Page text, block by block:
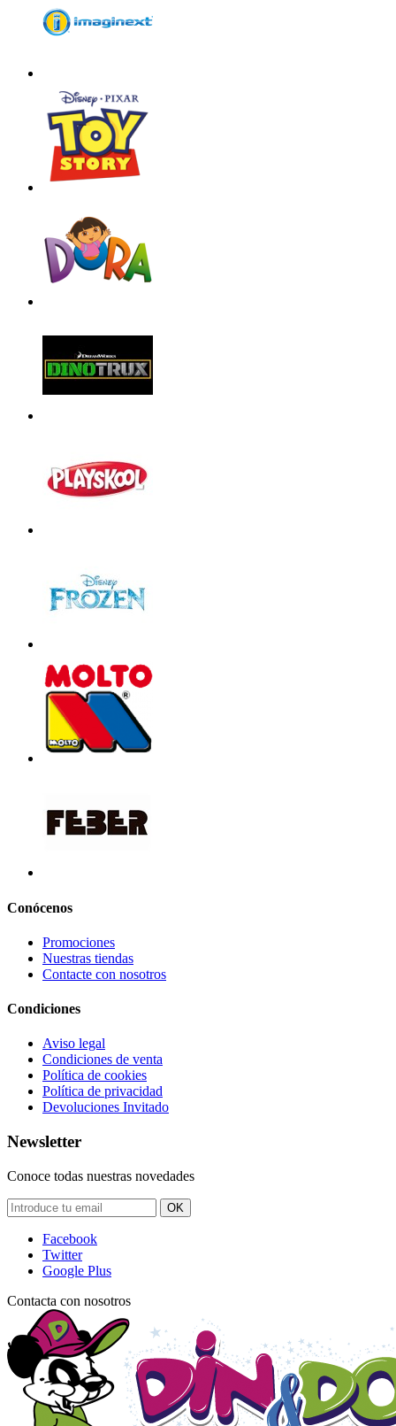
Conócenos
Promociones
Nuestras tiendas
Contacte con nosotros
Condiciones
Aviso legal
Condiciones de venta
Política de cookies
Política de privacidad
Devoluciones Invitado
Newsletter
Conoce todas nuestras novedades
OK
Facebook
Twitter
Google Plus
Contacta con nosotros